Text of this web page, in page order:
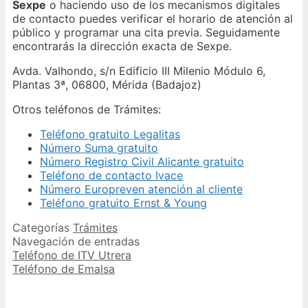
Sexpe o haciendo uso de los mecanismos digitales
de contacto puedes verificar el horario de atención al
público y programar una cita previa. Seguidamente
encontrarás la dirección exacta de Sexpe.
Avda. Valhondo, s/n Edificio III Milenio Módulo 6,
Plantas 3ª, 06800, Mérida (Badajoz)
Otros teléfonos de Trámites:
Teléfono gratuito Legalitas
Número Suma gratuito
Número Registro Civil Alicante gratuito
Teléfono de contacto Ivace
Número Europreven atención al cliente
Teléfono gratuito Ernst & Young
Categorías Trámites
Navegación de entradas
Teléfono de ITV Utrera
Teléfono de Emalsa